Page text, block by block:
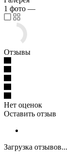
1 фото —
Отзывы
Нет оценок
Оставить отзыв
Загрузка отзывов...